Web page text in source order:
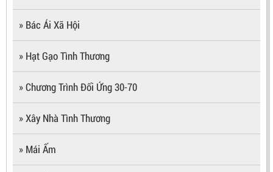
» Bác Ái Xã Hội
» Hạt Gạo Tình Thương
» Chương Trình Đối Ứng 30-70
» Xây Nhà Tình Thương
» Mái Ấm